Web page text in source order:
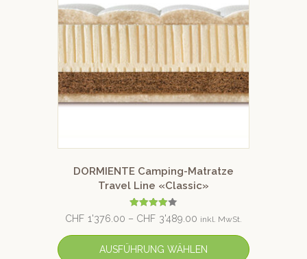
DORMIENTE Camping-Matratze
Travel Line «Classic»
Bewertet
mit
CHF 1'376.00 – CHF 3'489.00 inkl. MwSt.
AUSFÜHRUNG WÄHLEN